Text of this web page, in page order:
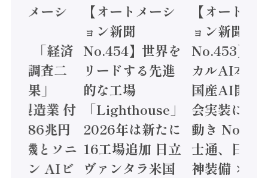
トメーシ
】「経済
態調査二
結果」
年製造業 付
額86兆円
電機とソニ
コン AIビ
【オートメーシ
ョン新聞
No.454】世界を
リードする先進
的な工場
「Lighthouse」
2026年は新たに
16工場追加 日立
ヴァンタラ米国
【オートメ
ョン新聞
No.453】フ
カルAI本格
国産AI開発
会実装に活
動き
士通、日立
神装備 ×